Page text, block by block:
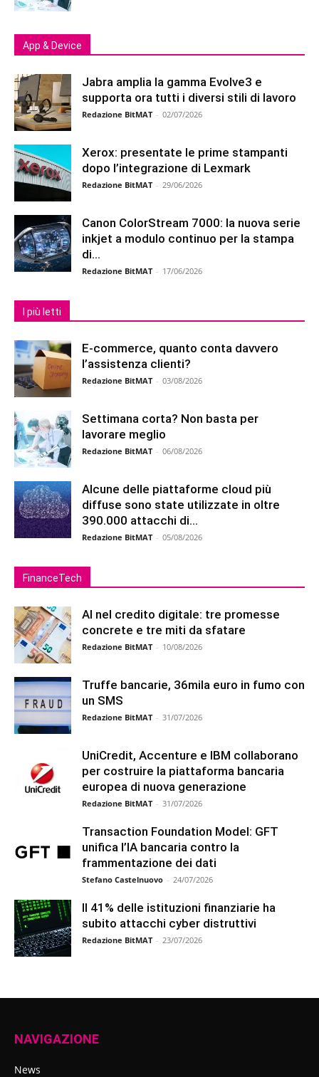
App & Device
Jabra amplia la gamma Evolve3 e
supporta ora tutti i diversi stili di lavoro
Redazione BitMAT - 02/07/2026
Xerox: presentate le prime stampanti
dopo l’integrazione di Lexmark
Redazione BitMAT - 29/06/2026
Canon ColorStream 7000: la nuova serie
inkjet a modulo continuo per la stampa
di...
Redazione BitMAT - 17/06/2026
I più letti
E-commerce, quanto conta davvero
l’assistenza clienti?
Redazione BitMAT - 03/08/2026
Settimana corta? Non basta per
lavorare meglio
Redazione BitMAT - 06/08/2026
Alcune delle piattaforme cloud più
diffuse sono state utilizzate in oltre
390.000 attacchi di...
Redazione BitMAT - 05/08/2026
FinanceTech
AI nel credito digitale: tre promesse
concrete e tre miti da sfatare
Redazione BitMAT - 10/08/2026
Truffe bancarie, 36mila euro in fumo con
un SMS
Redazione BitMAT - 31/07/2026
UniCredit, Accenture e IBM collaborano
per costruire la piattaforma bancaria
europea di nuova generazione
Redazione BitMAT - 31/07/2026
Transaction Foundation Model: GFT
unifica l’IA bancaria contro la
frammentazione dei dati
Stefano Castelnuovo - 24/07/2026
Il 41% delle istituzioni finanziarie ha
subito attacchi cyber distruttivi
Redazione BitMAT - 23/07/2026
NAVIGAZIONE
News